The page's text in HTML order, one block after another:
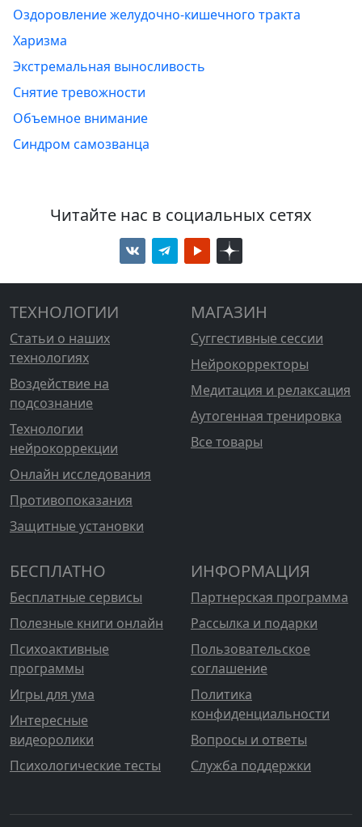
Оздоровление желудочно-кишечного тракта
Харизма
Экстремальная выносливость
Снятие тревожности
Объемное внимание
Синдром самозванца
Читайте нас в социальных сетях
ТЕХНОЛОГИИ
Статьи о наших
технологиях
Воздействие на
подсознание
Технологии
нейрокоррекции
Онлайн исследования
Противопоказания
Защитные установки
МАГАЗИН
Суггестивные сессии
Нейрокорректоры
Медитация и релаксация
Аутогенная тренировка
Все товары
БЕСПЛАТНО
Бесплатные сервисы
Полезные книги онлайн
Психоактивные
программы
Игры для ума
Интересные
видеоролики
Психологические тесты
ИНФОРМАЦИЯ
Партнерская программа
Рассылка и подарки
Пользовательское
соглашение
Политика
конфиденциальности
Вопросы и ответы
Служба поддержки